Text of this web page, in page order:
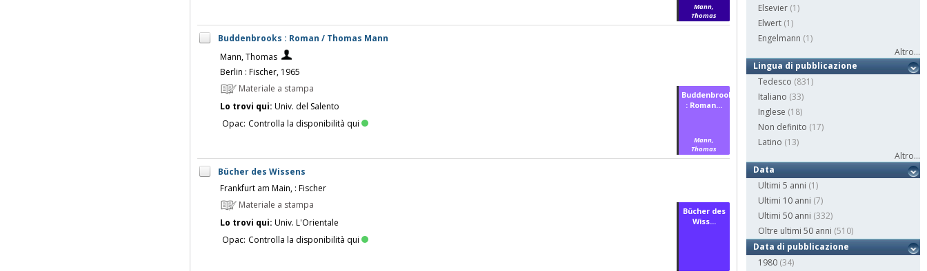
Mann,
Thomas
Buddenbrooks : Roman / Thomas Mann
Mann, Thomas
Berlin : Fischer, 1965
Materiale a stampa
Lo trovi qui: Univ. del Salento
Opac: Controlla la disponibilità qui
Buddenbrooks
: Roman...
Mann,
Thomas
Bücher des Wissens
Frankfurt am Main, : Fischer
Materiale a stampa
Lo trovi qui: Univ. L'Orientale
Opac: Controlla la disponibilità qui
Bücher des
Wiss...
Elsevier (1)
Elwert (1)
Engelmann (1)
Altro...
Lingua di pubblicazione
Tedesco (831)
Italiano (33)
Inglese (18)
Non definito (17)
Latino (13)
Altro...
Data
Ultimi 5 anni (1)
Ultimi 10 anni (7)
Ultimi 50 anni (332)
Oltre ultimi 50 anni (510)
Data di pubblicazione
1980 (34)